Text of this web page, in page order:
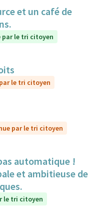
et un café de
par le tri citoyen
le tri citoyen
par le tri citoyen
automatique !
et ambitieuse de
le tri citoyen